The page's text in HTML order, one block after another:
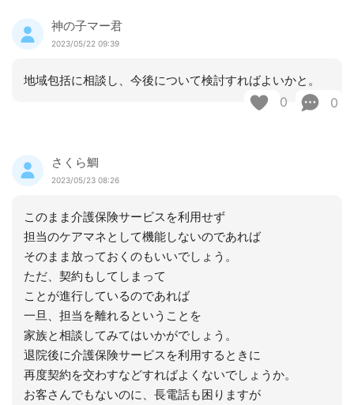
神の子マー君
2023/05/22 09:39
地域包括に相談し、今後について検討すればよいかと。
0 0
さくら鯛
2023/05/23 08:26
このまま介護保険サービスを利用せず
担当のケアマネとして機能しないのであれば
そのまま放っておくのもいいでしょう。
ただ、契約もしてしまって
ことが進行しているのであれば
一旦、担当を離れるということを
家族と相談してみてはいかがでしょう。
退院後に介護保険サービスを利用するときに
再度契約を交わすなどすればよくないでしょうか。
お客さんでもないのに、長電話も困りますが